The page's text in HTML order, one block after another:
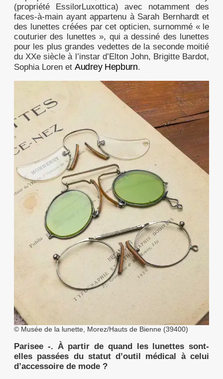
(propriété EssilorLuxottica) avec notamment des
faces-à-main ayant appartenu à Sarah Bernhardt et
des lunettes créées par cet opticien, surnommé « le
couturier des lunettes », qui a dessiné des lunettes
pour les plus grandes vedettes de la seconde moitié
du XXe siècle à l’instar d’Elton John, Brigitte Bardot,
Sophia Loren et Audrey Hepburn.
© Musée de la lunette, Morez/Hauts de Bienne (39400)
Parisee -. À partir de quand les lunettes sont-
elles passées du statut d’outil médical à celui
d’accessoire de mode ?